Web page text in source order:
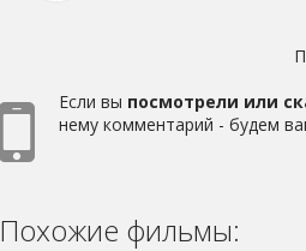
Если вы посмотрели или
нему комментарий - будем
Похожие фильмы: